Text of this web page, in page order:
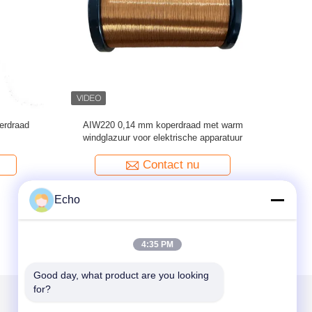
SWG 0,14 mm koper spoel draad Winding
Materialen glazuur geïsoleerd solide IEC / JIS
Contact nu
Echo
4:35 PM
Good day, what product are you looking
for?